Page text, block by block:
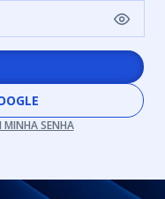
MINHA SENHA